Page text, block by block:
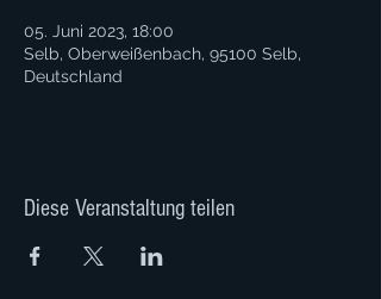
05. Juni 2023, 18:00
Selb, Oberweißenbach, 95100 Selb,
Deutschland
Diese Veranstaltung teilen